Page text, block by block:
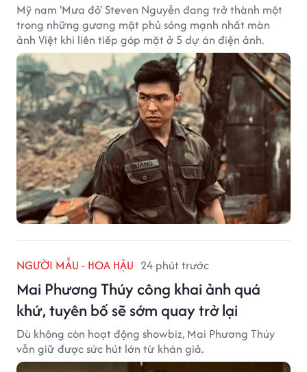
Mỹ nam 'Mưa đỏ' Steven Nguyễn đang trở thành một
trong những gương mặt phủ sóng mạnh nhất màn
ảnh Việt khi liên tiếp góp mặt ở 5 dự án điện ảnh.
NGƯỜI MẪU - HOA HẬU 24 phút trước
Mai Phương Thúy công khai ảnh quá
khứ, tuyên bố sẽ sớm quay trở lại
Dù không còn hoạt động showbiz, Mai Phương Thúy
vẫn giữ được sức hút lớn từ khán giả.